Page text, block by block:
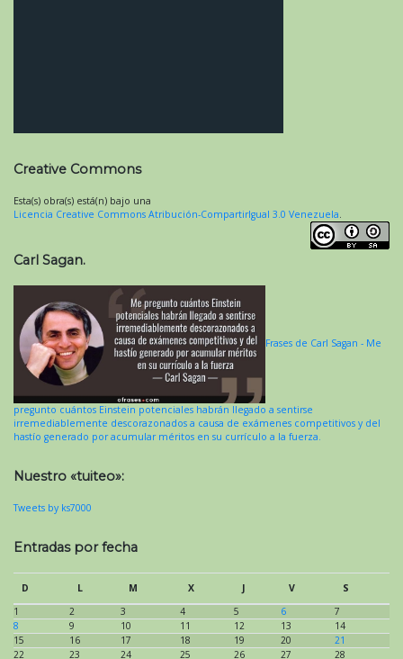
Creative Commons
Esta(s) obra(s) está(n) bajo una
Licencia Creative Commons Atribución-CompartirIgual 3.0 Venezuela
Carl Sagan.
Frases de Carl Sagan - Me
pregunto cuántos Einstein potenciales habrán llegado a sentirse
irremediablemente descorazonados a causa de exámenes competitivos y del
hastío generado por acumular méritos en su currículo a la fuerza.
Nuestro «tuiteo»:
Tweets by ks7000
Entradas por fecha
D L M X J V
S
1
2 3 4 5 6
7
8
9 10 11 12 13
14
15
16 17 18 19 20
21
22
23 24 25 26 27 28